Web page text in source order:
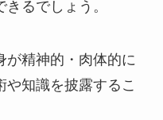
るでしょう。
が精神的・肉体的に
や知識を披露するこ